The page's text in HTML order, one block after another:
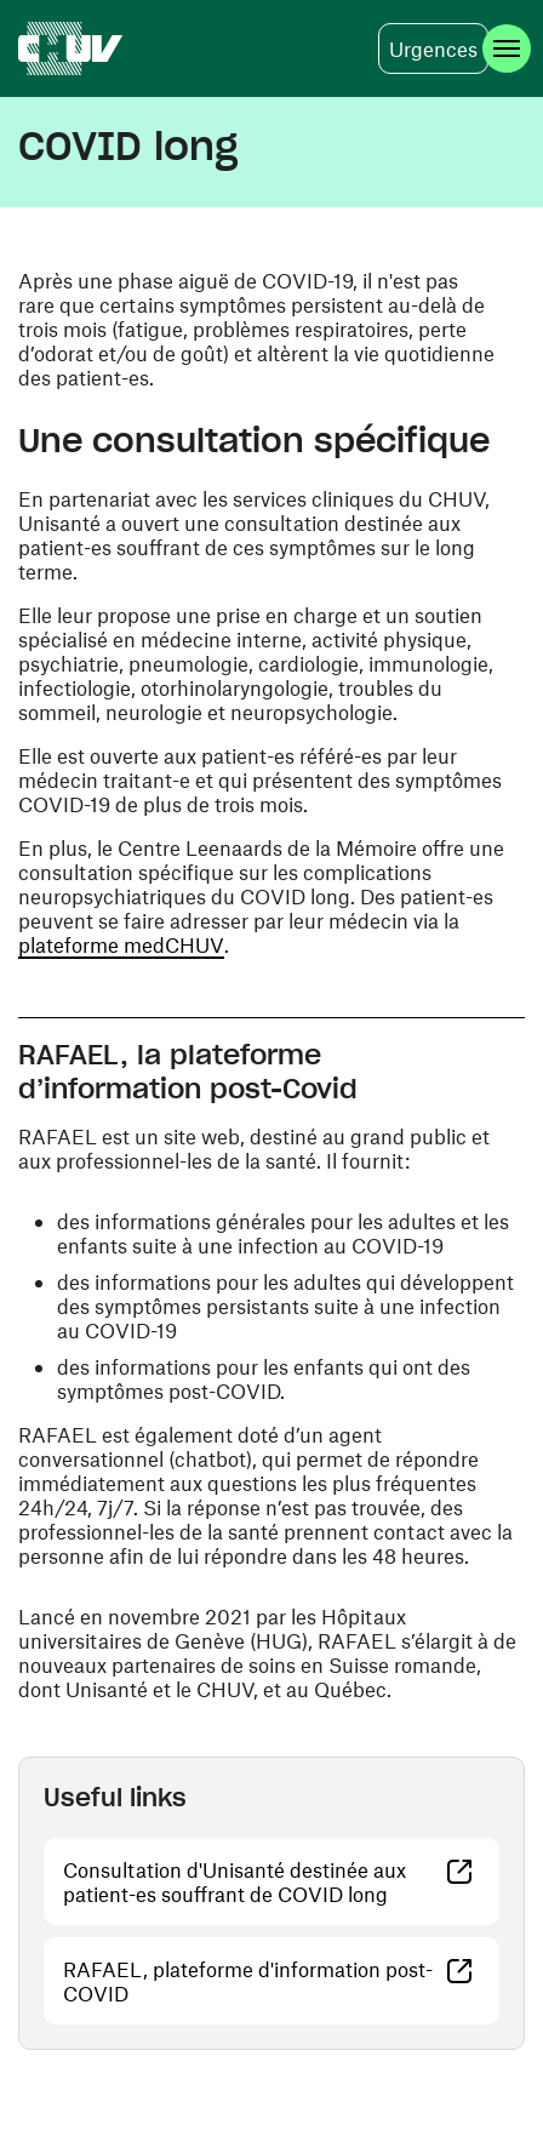
Urgences
COVID long
Après une phase aiguë de COVID-19, il n'est pas
rare que certains symptômes persistent au-delà de
trois mois (fatigue, problèmes respiratoires, perte
d’odorat et/ou de goût) et altèrent la vie quotidienne
des patient-es.
Une consultation spécifique
En partenariat avec les services cliniques du CHUV,
Unisanté a ouvert une consultation destinée aux
patient-es souffrant de ces symptômes sur le long
terme.
Elle leur propose une prise en charge et un soutien
spécialisé en médecine interne, activité physique,
psychiatrie, pneumologie, cardiologie, immunologie,
infectiologie, otorhinolaryngologie, troubles du
sommeil, neurologie et neuropsychologie.
Elle est ouverte aux patient-es référé-es par leur
médecin traitant-e et qui présentent des symptômes
COVID-19 de plus de trois mois.
En plus, le Centre Leenaards de la Mémoire offre une
consultation spécifique sur les complications
neuropsychiatriques du COVID long. Des patient-es
peuvent se faire adresser par leur médecin via la
plateforme medCHUV.
RAFAEL, la plateforme
d’information post-Covid
RAFAEL est un site web, destiné au grand public et
aux professionnel-les de la santé. Il fournit:
des informations générales pour les adultes et les
enfants suite à une infection au COVID-19
des informations pour les adultes qui développent
des symptômes persistants suite à une infection
au COVID-19
des informations pour les enfants qui ont des
symptômes post-COVID.
RAFAEL est également doté d’un agent
conversationnel (chatbot), qui permet de répondre
immédiatement aux questions les plus fréquentes
24h/24, 7j/7. Si la réponse n’est pas trouvée, des
professionnel-les de la santé prennent contact avec la
personne afin de lui répondre dans les 48 heures.
Lancé en novembre 2021 par les Hôpitaux
universitaires de Genève (HUG), RAFAEL s’élargit à de
nouveaux partenaires de soins en Suisse romande,
dont Unisanté et le CHUV, et au Québec.
Useful links
Consultation d'Unisanté destinée aux
patient-es souffrant de COVID long
RAFAEL, plateforme d'information post-
COVID(opens in a new window)